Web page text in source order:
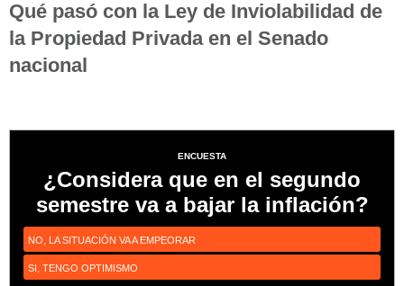
Qué pasó con la Ley de Inviolabilidad de
la Propiedad Privada en el Senado
nacional
ENCUESTA
¿Considera que en el segundo
semestre va a bajar la inflación?
NO, LA SITUACIÓN VA A EMPEORAR
SI, TENGO OPTIMISMO